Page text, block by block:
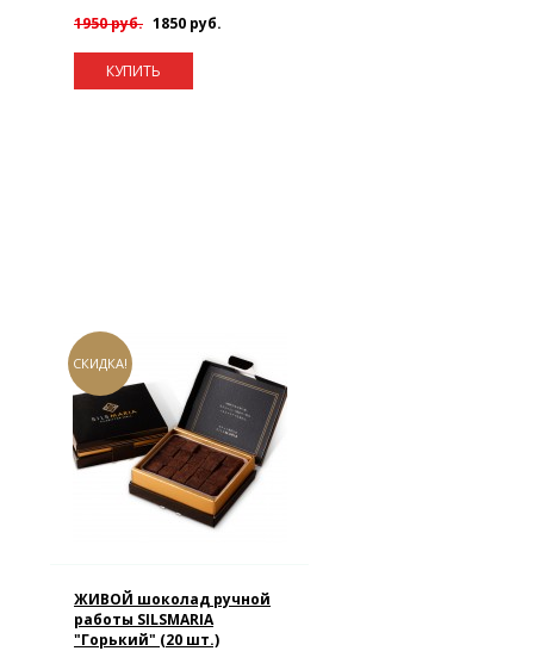
1950 руб. 1850 руб.
КУПИТЬ
СКИДКА!
ЖИВОЙ шоколад ручной
работы SILSMARIA
"Горький" (20 шт.)